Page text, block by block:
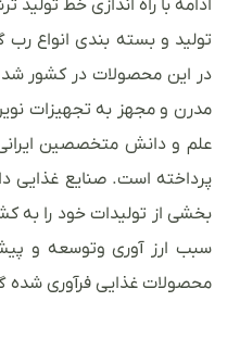
ادامه با راه اندازی خط
تولید و بسته بندی انواع
در این محصولات در کشور شد.
مدرن و مجهز به تجهیزات
علم و دانش متخصصین
پرداخته است. صنایع غذایی
بخشی از تولیدات خود را به
سبب ارز آوری وتوسعه و
محصولات غذایی فرآوری شده